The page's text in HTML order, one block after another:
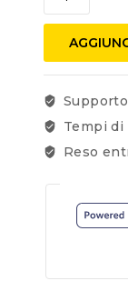
Tempi di
Reso